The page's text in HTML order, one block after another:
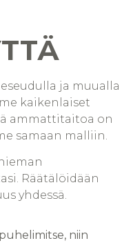
ja muualla
kaikenlaiset
ammattitaitoa on
samaan malliin.
Räätälöidään
yhdessä.
niin